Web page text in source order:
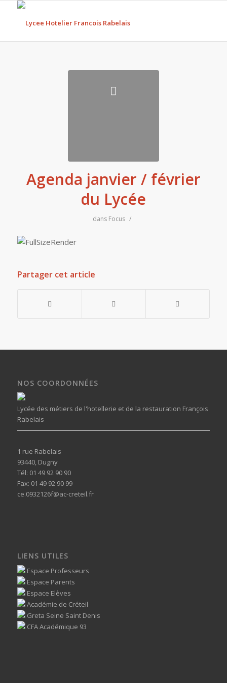
Agenda janvier / février
du Lycée
dans Focus /
Partager cet article
NOS COORDONNÉES
Lycée des métiers de l'hotellerie et de la restauration François
Rabelais
1 rue Rabelais
93440, Dugny
Tél: 01 49 92 90 90
Fax: 01 49 92 90 99
ce.0932126f@ac-creteil.fr
LIENS UTILES
Espace Professeurs
Espace Parents
Espace Elèves
Académie de Créteil
Greta Seine Saint Denis
CFA Académique 93